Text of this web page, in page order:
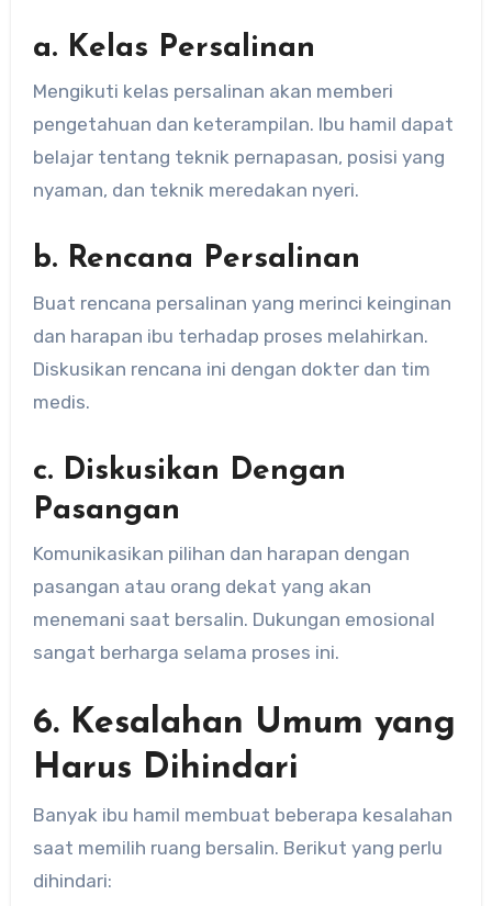
a. Kelas Persalinan
Mengikuti kelas persalinan akan memberi
pengetahuan dan keterampilan. Ibu hamil dapat
belajar tentang teknik pernapasan, posisi yang
nyaman, dan teknik meredakan nyeri.
b. Rencana Persalinan
Buat rencana persalinan yang merinci keinginan
dan harapan ibu terhadap proses melahirkan.
Diskusikan rencana ini dengan dokter dan tim
medis.
c. Diskusikan Dengan
Pasangan
Komunikasikan pilihan dan harapan dengan
pasangan atau orang dekat yang akan
menemani saat bersalin. Dukungan emosional
sangat berharga selama proses ini.
6. Kesalahan Umum yang
Harus Dihindari
Banyak ibu hamil membuat beberapa kesalahan
saat memilih ruang bersalin. Berikut yang perlu
dihindari: